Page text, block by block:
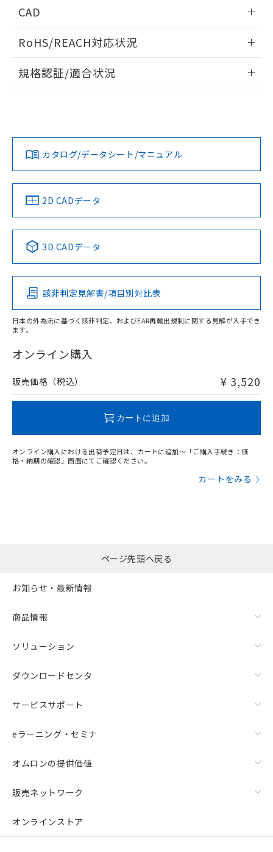
CAD
ドすることができます。
ログイン/会員登録
ダウンロードデータをご利用いただく前に、以下を必ずお読
みください。
ソフトウェアの使用条件
RoHS/REACH対応状況
EU RoHS 注意事項・凡例
対応済み
中国 RoHS 注意事項・凡例
Pb Hg Cd Cr(VI)
O
在庫等で未対応品が混在する可能性があります。
問い合わせください。
規格認証/適合状況
カタログ/データシート/マニュアル
2D CADデータ
3D CADデータ
該非判定見解書/項目別対比表
日本の外為法に基づく該非判定、およびEAR再輸出規制に関する見解が入手でき
ます。
オンライン購入
販売価格（税込） ¥ 3,520
カートに追加
オンライン購入における出荷予定日は、カートに追加～「ご購入手続き：価
格・納期の確認」画面にてご確認ください。
カートをみる
ページ先頭へ戻る
お知らせ・最新情報
商品情報
ソリューション
ダウンロードセンタ
サービスサポート
eラーニング・セミナ
オムロンの提供価値
販売ネットワーク
オンラインストア